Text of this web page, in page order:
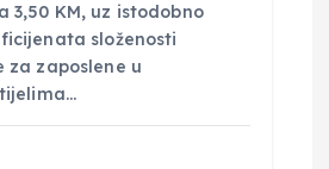
3,50 KM, uz istodobno
složenosti
za zaposlene u